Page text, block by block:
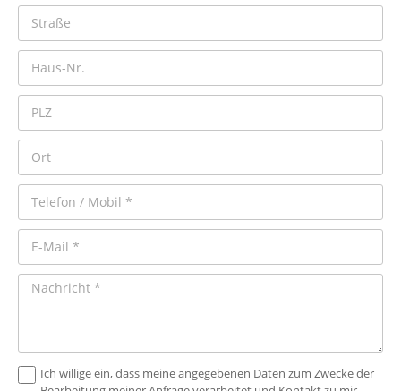
Ich willige ein, dass meine angegebenen Daten zum Zwecke der